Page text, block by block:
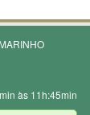
às 11h:45min